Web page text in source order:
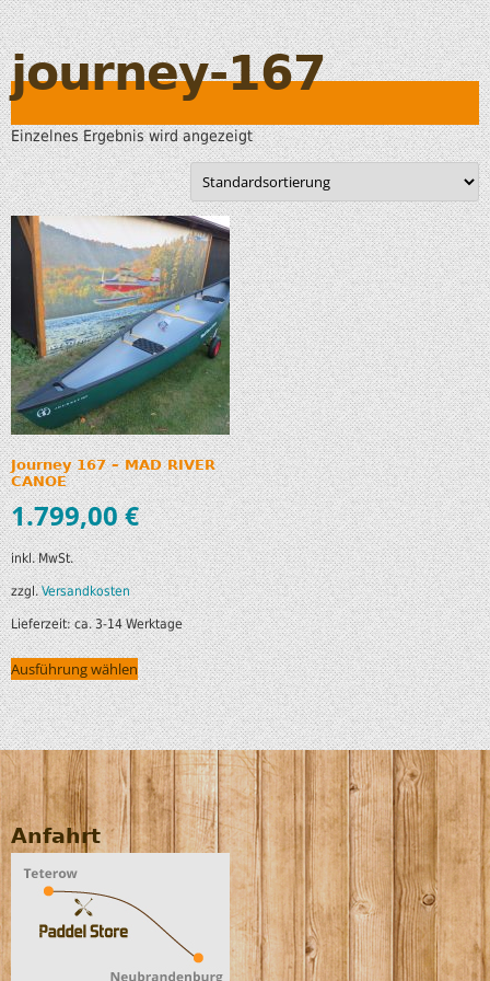
journey-167
Einzelnes Ergebnis wird angezeigt
Journey 167 – MAD RIVER
CANOE
1.799,00€
inkl. MwSt.
zzgl.Versandkosten
Lieferzeit:ca. 3-14 Werktage
Ausführung wählen
Anfahrt